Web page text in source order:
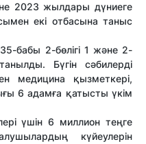
2023 жылдары дүниеге
екі отбасына таныс
бабы 2-бөлігі 1 және 2-
Бүгін сәбилерді
медицина қызметкері,
6 адамға қатысты үкім
үшін 6 миллион теңге
күйеулерін